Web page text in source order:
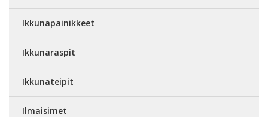
Ikkunapainikkeet
Ikkunaraspit
Ikkunateipit
Ilmaisimet